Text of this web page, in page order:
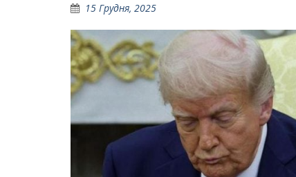
15 Грудня, 2025